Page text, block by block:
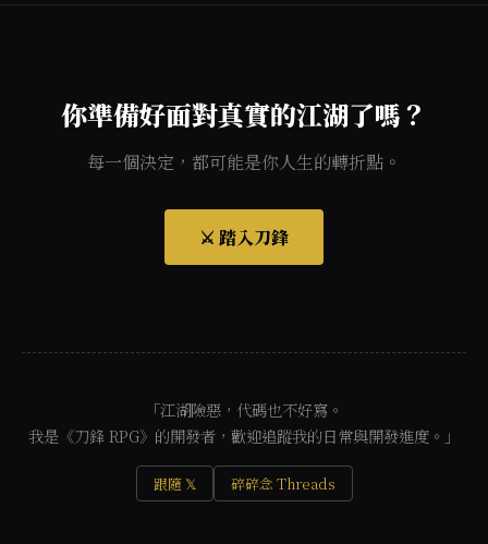
你準備好面對真實的江湖了嗎？
每一個決定，都可能是你人生的轉折點。
⚔️ 踏入刀鋒
「江湖險惡，代碼也不好寫。
我是《刀鋒 RPG》的開發者，歡迎追蹤我的日常與開發進度。」
跟隨 𝕏 碎碎念 Threads